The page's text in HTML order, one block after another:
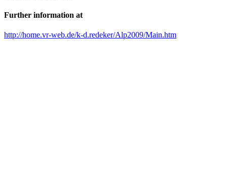
Further information at
http://home.vr-web.de/k-d.redeker/Alp2009/Main.htm